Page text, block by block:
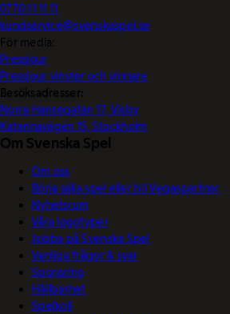
0770-11 11 11
kundservice@svenskaspel.se
För media:
Pressjour
Pressjour vinster och vinnare
Besöksadresser:
Norra Hansegatan 17, Visby
Katarinavägen 15, Stockholm
Om Svenska Spel
Om oss
Börja sälja spel eller bli Vegaspartner
Nyhetsrum
Våra logotyper
Jobba på Svenska Spel
Vanliga frågor & svar
Sponsring
Hållbarhet
Spelkoll